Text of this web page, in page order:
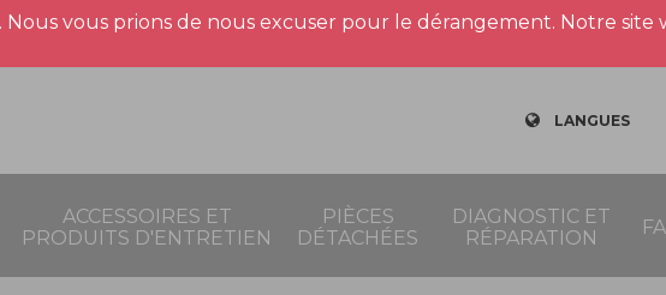
vous prions de nous excuser pour le dérangement. Notre
LANGUES
ACCESSOIRES ET
PRODUITS D'ENTRETIEN
PIÈCES
DÉTACHÉES
DIAGNOSTIC ET
RÉPARATION